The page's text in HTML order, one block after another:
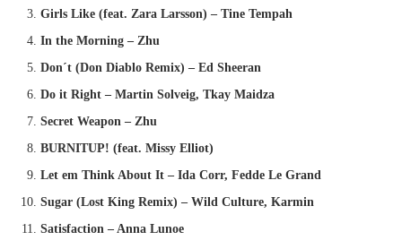
Girls Like (feat. Zara Larsson) – Tine Tempah
In the Morning – Zhu
Don´t (Don Diablo Remix) – Ed Sheeran
Do it Right – Martin Solveig, Tkay Maidza
Secret Weapon – Zhu
BURNITUP! (feat. Missy Elliot)
Let em Think About It – Ida Corr, Fedde Le Grand
Sugar (Lost King Remix) – Wild Culture, Karmin
Satisfaction – Anna Lunoe